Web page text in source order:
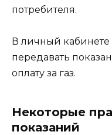
потребителя.
В личный кабинете
передавать
оплату за газ.
Некоторые
показаний